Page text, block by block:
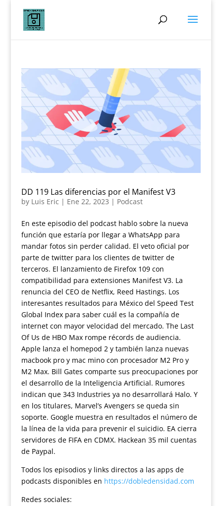
DD 119 Las diferencias por el Manifest V3
by Luis Eric | Ene 22, 2023 | Podcast
En este episodio del podcast hablo sobre la nueva
función que estaría por llegar a WhatsApp para
mandar fotos sin perder calidad. El veto oficial por
parte de twitter para los clientes de twitter de
terceros. El lanzamiento de Firefox 109 con
compatibilidad para extensiones Manifest V3. La
renuncia del CEO de Netflix, Reed Hastings. Los
interesantes resultados para México del Speed Test
Global Index para saber cuál es la compañía de
internet con mayor velocidad del mercado. The Last
Of Us de HBO Max rompe récords de audiencia.
Apple lanza el homepod 2 y también lanza nuevas
macbook pro y mac mino con procesador M2 Pro y
M2 Max. Bill Gates comparte sus preocupaciones por
el desarrollo de la Inteligencia Artificial. Rumores
indican que 343 Industries ya no desarrollará Halo. Y
en los titulares, Marvel’s Avengers se queda sin
soporte. Google muestra en resultados el número de
la línea de la vida para prevenir el suicidio. EA cierra
servidores de FIFA en CDMX. Hackean 35 mil cuentas
de Paypal.
Todos los episodios y links directos a las apps de
podcasts disponibles en https://dobledensidad.com
Redes sociales: